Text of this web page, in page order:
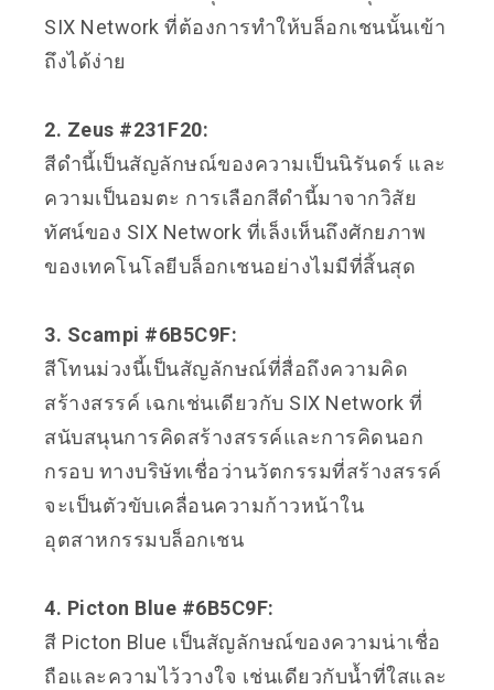
SIX Network ที่ต้องการทำให้บล็อกเชนนั้นเข้า
ถึงได้ง่าย
2. Zeus #231F20:
สีดำนี้เป็นสัญลักษณ์ของความเป็นนิรันดร์ และ
ความเป็นอมตะ การเลือกสีดำนี้มาจากวิสัย
ทัศน์ของ SIX Network ที่เล็งเห็นถึงศักยภาพ
ของเทคโนโลยีบล็อกเชนอย่างไมมีที่สิ้นสุด
3. Scampi #6B5C9F:
สีโทนม่วงนี้เป็นสัญลักษณ์ที่สื่อถึงความคิด
สร้างสรรค์ เฉกเช่นเดียวกับ SIX Network ที่
สนับสนุนการคิดสร้างสรรค์และการคิดนอก
กรอบ ทางบริษัทเชื่อว่านวัตกรรมที่สร้างสรรค์
จะเป็นตัวขับเคลื่อนความก้าวหน้าใน
อุตสาหกรรมบล็อกเชน
4. Picton Blue #6B5C9F:
สี Picton Blue เป็นสัญลักษณ์ของความน่าเชื่อ
ถือและความไว้วางใจ เช่นเดียวกับน้ำที่ใสและ